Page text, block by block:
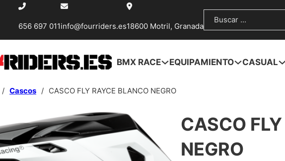
656 697 011info@fourriders.es18600 Motril, GranadaBuscar
BMX RACE EQUIPAMIENTO CASUAL
/ Cascos / CASCO FLY RAYCE BLANCO NEGRO
CASCO
NEGRO